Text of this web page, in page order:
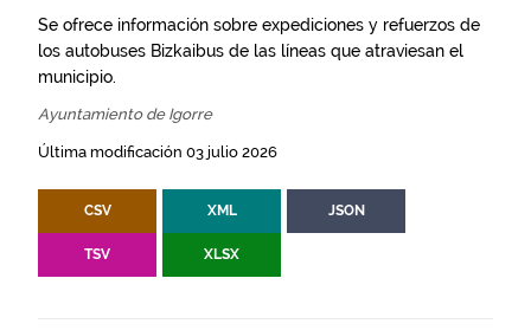
Se ofrece información sobre expediciones y refuerzos de
los autobuses Bizkaibus de las líneas que atraviesan el
municipio.
Ayuntamiento de Igorre
Última modificación 03 julio 2026
CSV XML JSON
TSV XLSX